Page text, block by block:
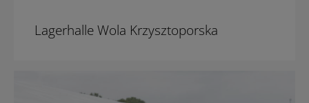
Lagerhalle Wola Krzysztoporska